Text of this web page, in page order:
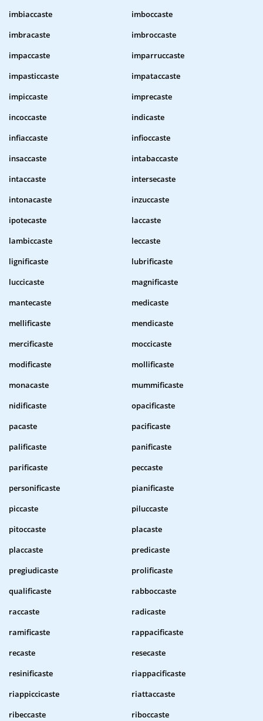
imbiaccaste
imboccaste
imbracaste
imbroccaste
impaccaste
imparruccaste
impasticcaste
impataccaste
impiccaste
imprecaste
incoccaste
indicaste
infiaccaste
infioccaste
insaccaste
intabaccaste
intaccaste
intersecaste
intonacaste
inzuccaste
ipotecaste
laccaste
lambiccaste
leccaste
lignificaste
lubrificaste
luccicaste
magnificaste
mantecaste
medicaste
mellificaste
mendicaste
mercificaste
moccicaste
modificaste
mollificaste
monacaste
mummificaste
nidificaste
opacificaste
pacaste
pacificaste
palificaste
panificaste
parificaste
peccaste
personificaste
pianificaste
piccaste
piluccaste
pitoccaste
placaste
placcaste
predicaste
pregiudicaste
prolificaste
qualificaste
rabboccaste
raccaste
radicaste
ramificaste
rappacificaste
recaste
resecaste
resinificaste
riappacificaste
riappiccicaste
riattaccaste
ribeccaste
riboccaste